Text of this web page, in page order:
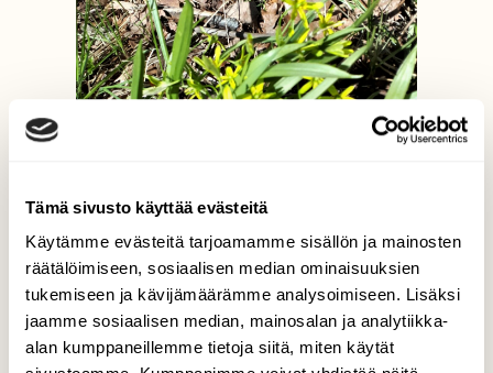
Tämä sivusto käyttää evästeitä
Käytämme evästeitä tarjoamamme sisällön ja mainosten
räätälöimiseen, sosiaalisen median ominaisuuksien
tukemiseen ja kävijämäärämme analysoimiseen. Lisäksi
jaamme sosiaalisen median, mainosalan ja analytiikka-
alan kumppaneillemme tietoja siitä, miten käytät